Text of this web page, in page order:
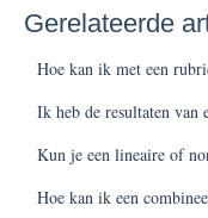
Gerelateerde
Hoe kan ik met een
Ik heb de resultaten van
Kun je een lineaire of
Hoe kan ik een